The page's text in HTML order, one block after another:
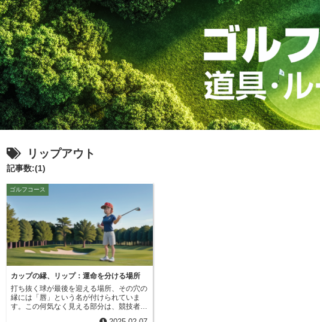
リップアウト
記事数:(1)
ゴルフコース
カップの縁、リップ：運命を分ける場所
打ち抜く球が最後を迎える場所、その穴の
縁には「唇」という名が付けられていま
す。この何気なく見える部分は、競技者の